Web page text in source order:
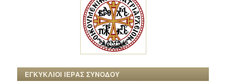
ΕΓΚΥΚΛΙΟΙ ΙΕΡΑΣ ΣΥΝΟΔΟΥ